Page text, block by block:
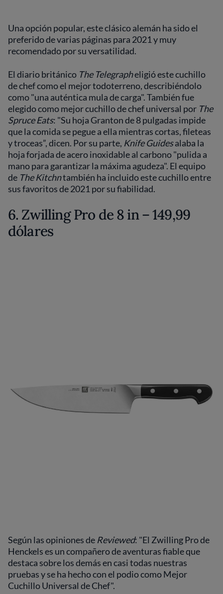
Una opción popular, este clásico alemán ha sido el
preferido de varias páginas para 2021 y muy
recomendado por su versatilidad.
El diario británico The Telegrapheligió este cuchillo
de chef como el mejor todoterreno, describiéndolo
como "una auténtica mula de carga". También fue
elegido como mejor cuchillo de chef universal por The
Spruce Eats: "Su hoja Granton de 8 pulgadas impide
que la comida se pegue a ella mientras cortas, fileteas
y troceas”, dicen. Por su parte, Knife Guidesalaba la
hoja forjada de acero inoxidable al carbono "pulida a
mano para garantizar la máxima agudeza". El equipo
de The Kitchntambién ha incluido este cuchillo entre
sus favoritos de 2021 por su fiabilidad.
6. Zwilling Pro de 8 in – 149,99
dólares
Según las opiniones de Reviewed: "El Zwilling Pro de
Henckels es un compañero de aventuras fiable que
destaca sobre los demás en casi todas nuestras
pruebas y se ha hecho con el podio como Mejor
Cuchillo Universal de Chef".